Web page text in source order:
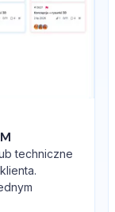
techniczne